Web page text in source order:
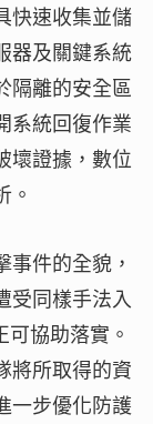
快速收集並儲
器及關鍵系統
隔離的安全區
系統回復作業
壞證據，數位
。
件的全貌，
受同樣手法入
協助落實。
將所取得的資
一步優化防護